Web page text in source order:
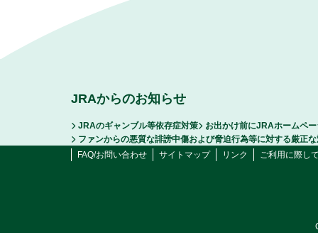
JRAからのお知らせ
JRAのギャンブル等依存症対策
お出かけ前にJRAホームペ
ファンからの悪質な誹謗中傷および脅迫行為等に対する厳正
FAQ/お問い合わせ
サイトマップ リンク ご利用に際し